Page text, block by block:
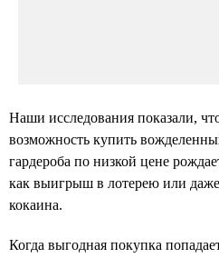
Наши исследования показали,
возможность купить
гардероба по низкой цене
как выигрыш в лотерею или
кокаина.
Когда выгодная покупка